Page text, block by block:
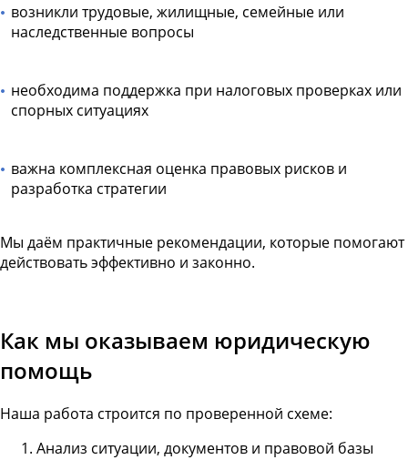
возникли трудовые, жилищные, семейные или
наследственные вопросы
необходима поддержка при налоговых проверках или
спорных ситуациях
важна комплексная оценка правовых рисков и
разработка стратегии
Мы даём практичные рекомендации, которые помогают
действовать эффективно и законно.
Как мы оказываем юридическую
помощь
Наша работа строится по проверенной схеме:
Анализ ситуации, документов и правовой базы